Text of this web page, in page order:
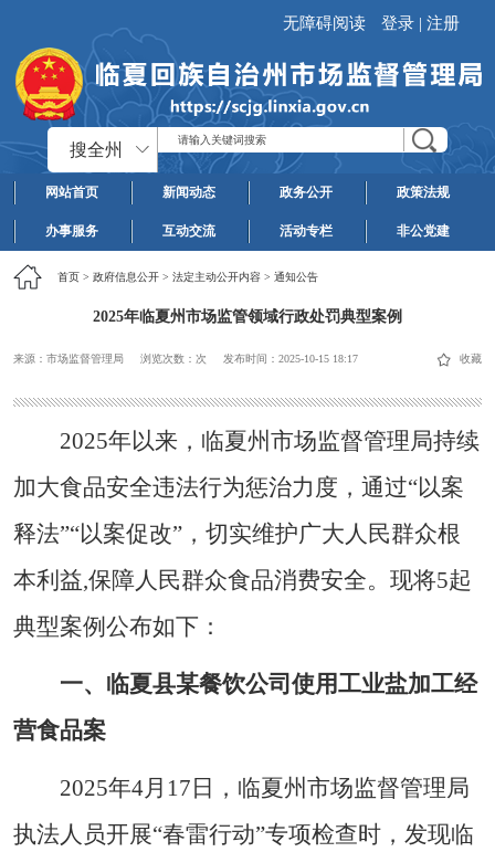
无障碍阅读 登录 | 注册
搜全州
网站首页 新闻动态 政务公开 政策法规
办事服务 互动交流 活动专栏 非公党建
首页> 政府信息公开> 法定主动公开内容> 通知公告
2025年临夏州市场监管领域行政处罚典型案例
来源：市场监督管理局 浏览次数： 次 发布时间： 2025-10-15 18:17 收藏
2025年以来，临夏州市场监督管理局持续
加大食品安全违法行为惩治力度，通过“以案
释法”“以案促改”，切实维护广大人民群众根
本利益,保障人民群众食品消费安全。现将5起
典型案例公布如下：
一、临夏县某餐饮公司使用工业盐加工经
营食品案
2025年4月17日，临夏州市场监督管理局
执法人员开展“春雷行动”专项检查时，发现临